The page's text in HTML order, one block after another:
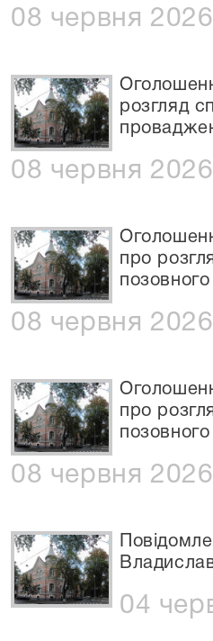
08 червня
розгляд
08 червня
про
08 червня
про
08 червня
04